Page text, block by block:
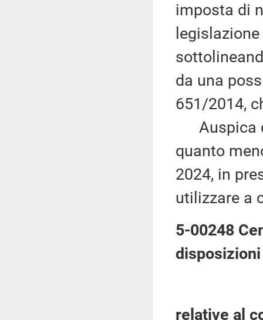
imposta di
da una
651/2014,
Auspica
quanto
2024, in
utilizzare a
5-00248
relative al